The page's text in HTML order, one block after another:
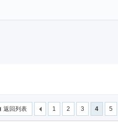
1 2 3 4 5
返回列表